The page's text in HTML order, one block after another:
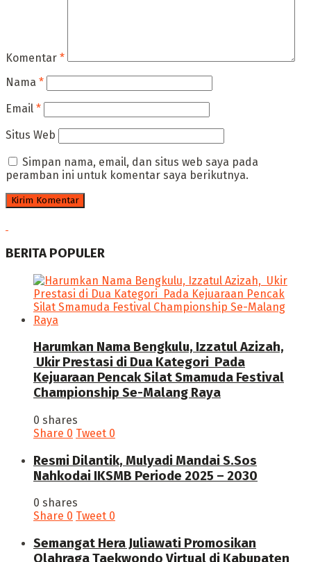
Komentar *
Nama *
Email *
Situs Web
Simpan nama, email, dan situs web saya pada
peramban ini untuk komentar saya berikutnya.
BERITA POPULER
Harumkan Nama Bengkulu, Izzatul Azizah,
Ukir Prestasi di Dua Kategori Pada
Kejuaraan Pencak Silat Smamuda Festival
Championship Se-Malang Raya
0 shares
Share 0 Tweet 0
Resmi Dilantik, Mulyadi Mandai S.Sos
Nahkodai IKSMB Periode 2025 – 2030
0 shares
Share 0 Tweet 0
Semangat Hera Juliawati Promosikan
Olahraga Taekwondo Virtual di Kabupaten